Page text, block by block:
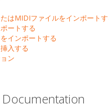
はMIDIファイルをインポート
ートする
インポートする
入する
ン